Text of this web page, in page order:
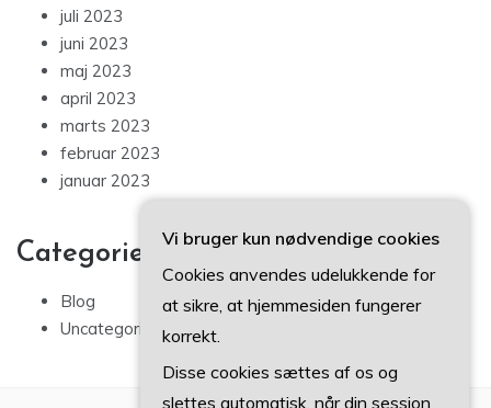
juli 2023
juni 2023
maj 2023
april 2023
marts 2023
februar 2023
januar 2023
Categories
Blog
Uncategorized
Vi bruger kun nødvendige cookies
Cookies anvendes udelukkende for
at sikre, at hjemmesiden fungerer
korrekt.
Disse cookies sættes af os og
slettes automatisk, når din session